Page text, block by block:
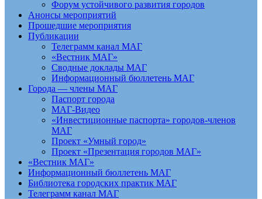
Форум устойчивого развития городов
Анонсы мероприятий
Прошедшие мероприятия
Публикации
Телеграмм канал МАГ
«Вестник МАГ»
Сводные доклады МАГ
Информационный бюллетень МАГ
Города — члены МАГ
Паспорт города
МАГ-Видео
«Инвестиционные паспорта» городов-членов
МАГ
Проект «Умный город»
Проект «Презентация городов МАГ»
«Вестник МАГ»
Информационный бюллетень МАГ
Библиотека городских практик МАГ
Телеграмм канал МАГ